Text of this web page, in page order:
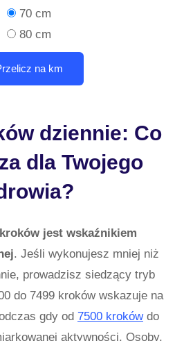
70 cm
80 cm
dziennie: Co
dla Twojego
jest wskaźnikiem
. Jeśli wykonujesz mniej niż
prowadzisz siedzący tryb
do 7499 kroków wskazuje na
gdy od 7500 krokówdo
aktywności. Osoby,